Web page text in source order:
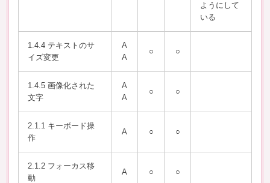
ようにして
いる
1.4.4 テキストのサ
イズ変更
A
A
○ ○
1.4.5 画像化された
文字
A
A
○ ○
2.1.1 キーボード操
作
A ○ ○
2.1.2 フォーカス移
動
A ○ ○